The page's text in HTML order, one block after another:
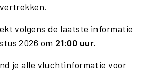
volgens de laatste informatie
2026 om 21:00 uur.
je alle vluchtinformatie voor